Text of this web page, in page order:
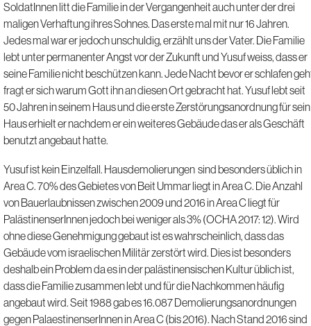
SoldatInnen litt die Familie in der Vergangenheit auch unter der drei
maligen Verhaftung ihres Sohnes. Das erste mal mit nur 16 Jahren.
Jedes mal war er jedoch unschuldig, erzählt uns der Vater. Die Familie
lebt unter permanenter Angst vor der Zukunft und Yusuf weiss, dass er
seine Familie nicht beschützen kann. Jede Nacht bevor er schlafen
fragt er sich warum Gott ihn an diesen Ort gebracht hat. Yusuf lebt seit
50 Jahren in seinem Haus und die erste Zerstörungsanordnung für sein
Haus erhielt er nachdem er ein weiteres Gebäude das er als Geschäft
benutzt angebaut hatte.
Yusuf ist kein Einzelfall. Hausdemolierungen sind besonders üblich in
Area C. 70% des Gebietes von Beit Ummar liegt in Area C. Die Anzahl
von Bauerlaubnissen zwischen 2009 und 2016 in Area C liegt für
PalästinenserInnen jedoch bei weniger als 3% (OCHA 2017: 12). Wird
ohne diese Genehmigung gebaut ist es wahrscheinlich, dass das
Gebäude vom israelischen Militär zerstört wird. Dies ist besonders
deshalb ein Problem da es in der palästinensischen Kultur üblich ist,
dass die Familie zusammen lebt und für die Nachkommen häufig
angebaut wird. Seit 1988 gab es 16.087 Demolierungsanordnungen
gegen PalaestinenserInnen in Area C (bis 2016). Nach Stand 2016 sind